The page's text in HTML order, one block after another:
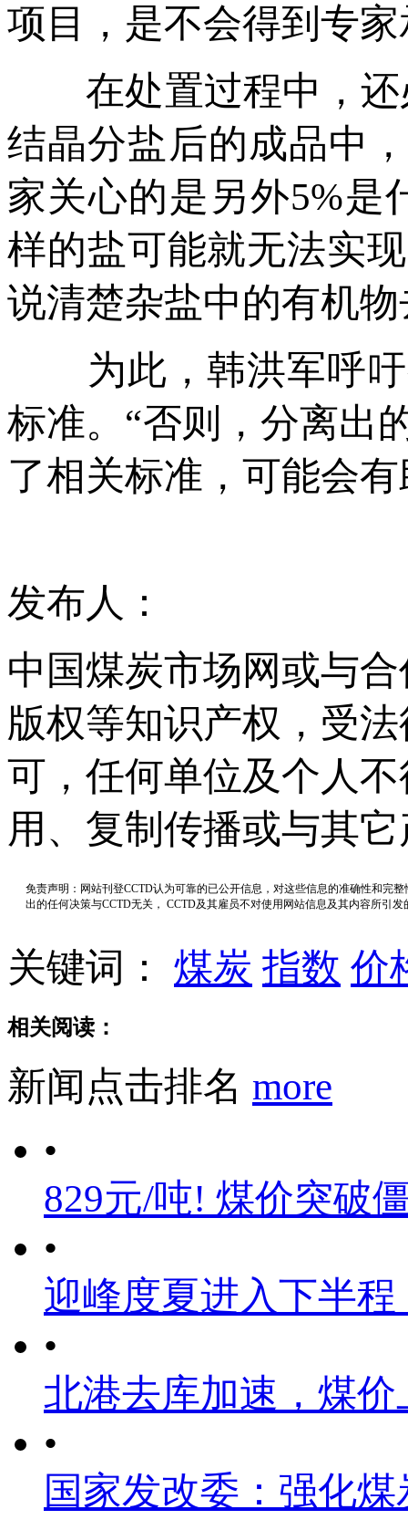
项目，是不会得到专家
在处置过程中，还
结晶分盐后的成品中
家关心的是另外5%是
样的盐可能就无法实
说清楚杂盐中的有机
为此，韩洪军呼吁
标准。“否则，分离出
了相关标准，可能会
发布人：
中国煤炭市场网或与
版权等知识产权，受
可，任何单位及个人
用、复制传播或与其
免责声明：网站刊登CCTD认为可靠的已公开信息，对这些信息的准确性和完
出的任何决策与CCTD无关， CCTD及其雇员不对使用网站信息及其内容所引
关键词： 煤炭 指数 价
相关阅读：
新闻点击排名 more
•
829元/吨! 煤价突破
•
迎峰度夏进入下半
•
北港去库加速，煤
•
国家发改委：强化